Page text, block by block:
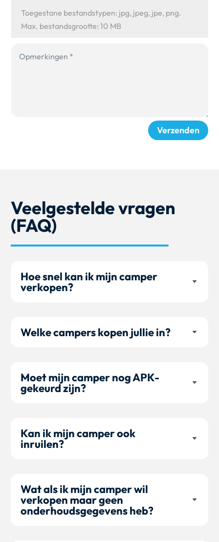
Toegestane bestandstypen: jpg, jpeg, jpe, png.
Max. bestandsgrootte: 10 MB
Verzenden
Veelgestelde vragen
(FAQ)
Hoe snel kan ik mijn camper
verkopen?
Welke campers kopen jullie in?
Moet mijn camper nog APK-
gekeurd zijn?
Kan ik mijn camper ook
inruilen?
Wat als ik mijn camper wil
verkopen maar geen
onderhoudsgegevens heb?